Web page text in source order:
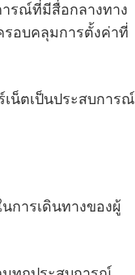
รณ์ที่มีสื่อกลางทาง
รอบคลุมการตั้งค่าที่
น็ตเป็นประสบการณ์
การเดินทางของผู้